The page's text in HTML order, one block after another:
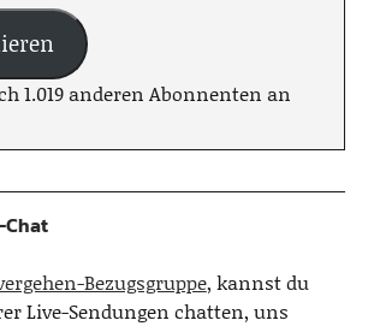
1.019 anderen Abonnenten an
Bezugsgruppe, kannst du
Live-Sendungen chatten, uns